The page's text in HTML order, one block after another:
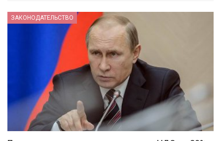
ЗАКОНОДАТЕЛЬСТВО